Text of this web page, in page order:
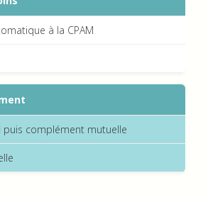
à la CPAM
puis complément mutuelle